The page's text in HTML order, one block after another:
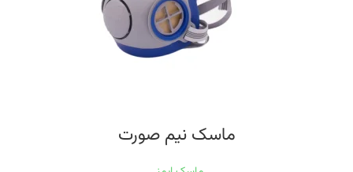
SIBOL با استفاده از کارتریج‌های سری ۸۷ که ویژه این ماسک است، برای مقابله با
آلودگی‌های شیمیایی در تمام صنایع و برای کار در مشاغل سمپاشی، رنگپاشی و در
حوزه‌های صنعتی، کشاورزی، باغبانی و خدمات آزمایشگاهی و غیره مناسب است.
ماسک نیم صورت